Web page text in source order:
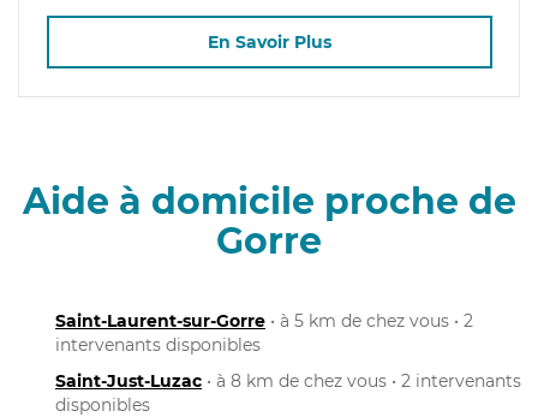
En Savoir Plus
Aide à domicile proche de
Gorre
Saint-Laurent-sur-Gorre • à 5 km de chez vous • 2
intervenants disponibles
Saint-Just-Luzac • à 8 km de chez vous • 2 intervenants
disponibles